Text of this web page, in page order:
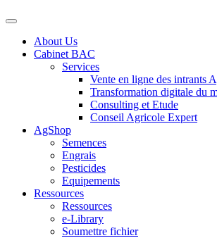
About Us
Cabinet BAC
Services
Vente en ligne des intrants
Transformation digitale du
Consulting et Etude
Conseil Agricole Expert
AgShop
Semences
Engrais
Pesticides
Equipements
Ressources
Ressources
e-Library
Soumettre fichier